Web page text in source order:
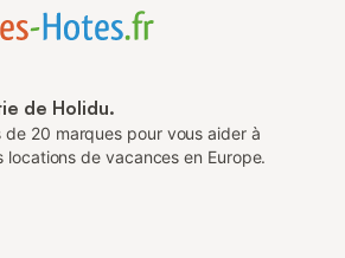
de Holidu.
de 20 marques pour vous aider à
locations de vacances en Europe.